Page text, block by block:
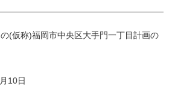
(仮称)福岡市中央区大手門一丁目計画の
10日